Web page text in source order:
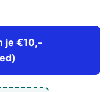
je €10,-